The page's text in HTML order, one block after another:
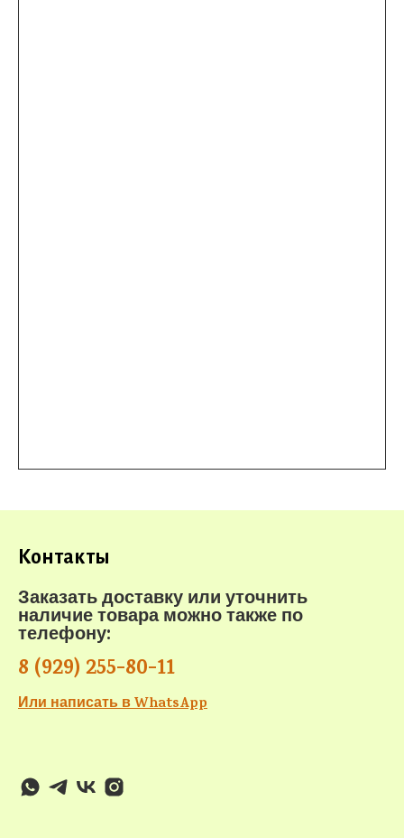
Контакты
Заказать доставку или уточнить
наличие товара можно также по
телефону:
8 (929) 255-80-11
Или написать в WhatsApp